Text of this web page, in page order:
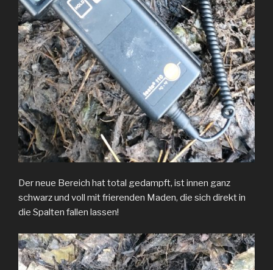
Der neue Bereich hat total gedampft, ist innen ganz
schwarz und voll mit frierenden Maden, die sich direkt in
die Spalten fallen lassen!